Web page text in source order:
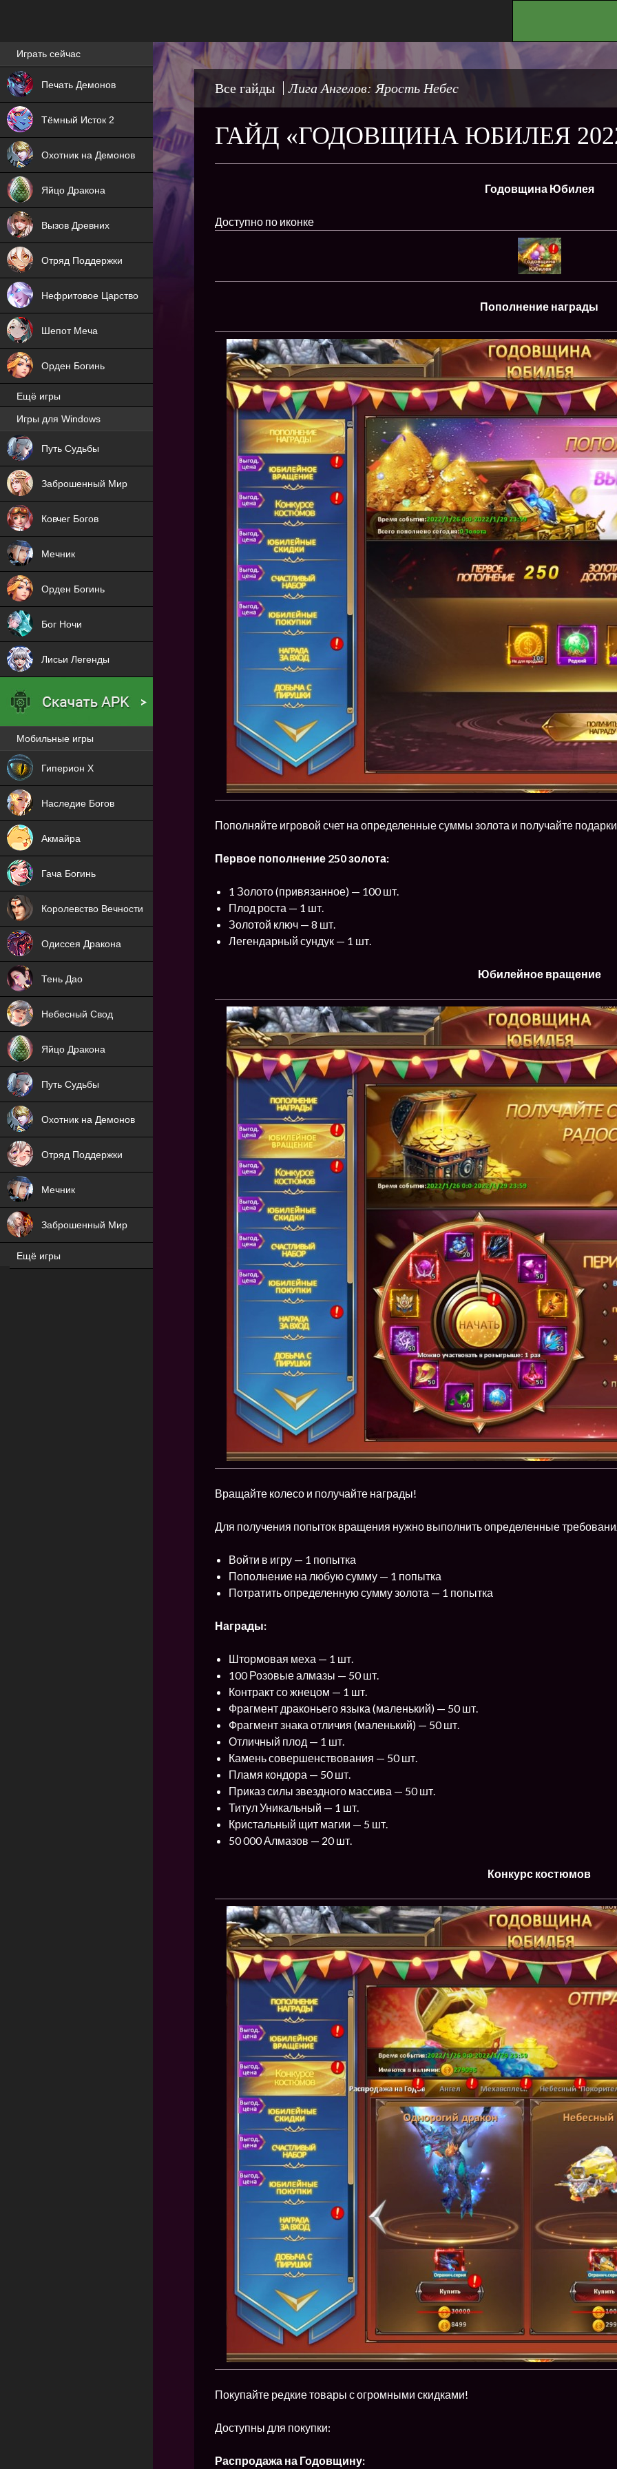
Все гайды Лига Ангелов: Ярость Небес
ГАЙД «ГОДОВЩИНА ЮБИЛЕЯ
Годовщина Юбилея
Доступно по иконке
Пополнение награды
Пополняйте игровой счет на определенные суммы золота и получайте
Первое пополнение 250 золота:
1 Золото (привязанное) — 100 шт.
Плод роста — 1 шт.
Золотой ключ — 8 шт.
Легендарный сундук — 1 шт.
Юбилейное вращение
Вращайте колесо и получайте награды!
Для получения попыток вращения нужно выполнить определенные
Войти в игру — 1 попытка
Пополнение на любую сумму — 1 попытка
Потратить определенную сумму золота — 1 попытка
Награды:
Штормовая меха — 1 шт.
100 Розовые алмазы — 50 шт.
Контракт со жнецом — 1 шт.
Фрагмент драконьего языка (маленький) — 50 шт.
Фрагмент знака отличия (маленький) — 50 шт.
Отличный плод — 1 шт.
Камень совершенствования — 50 шт.
Пламя кондора — 50 шт.
Приказ силы звездного массива — 50 шт.
Титул Уникальный — 1 шт.
Кристальный щит магии — 5 шт.
50 000 Алмазов — 20 шт.
Конкурс костюмов
Покупайте редкие товары с огромными скидками!
Доступны для покупки:
Распродажа на Годовщину:
Лучшие игры онлайн
Играть сейчас
Печать Демонов
NEW
Тёмный Исток 2
NEW
Охотник на Демонов
ХИТ
Яйцо Дракона
NEW
Вызов Древних
ХИТ
Отряд Поддержки
ХИТ
Нефритовое Царство
Шепот Меча
Орден Богинь
Ещё игры
Игры для Windows
Путь Судьбы
Заброшенный Мир
NEW
Ковчег Богов
Мечник
Орден Богинь
Бог Ночи
Лисьи Легенды
Мобильные игры
Гиперион Х
Наследие Богов
NEW
Акмайра
NEW
Гача Богинь
NEW
Королевство Вечности
NEW
Одиссея Дракона
NEW
Тень Дао
NEW
Небесный Свод
NEW
Яйцо Дракона
NEW
Путь Судьбы
NEW
Охотник на Демонов
ХИТ
Отряд Поддержки
ХИТ
Мечник
Заброшенный Мир
NEW
Ещё игры
ХИТ